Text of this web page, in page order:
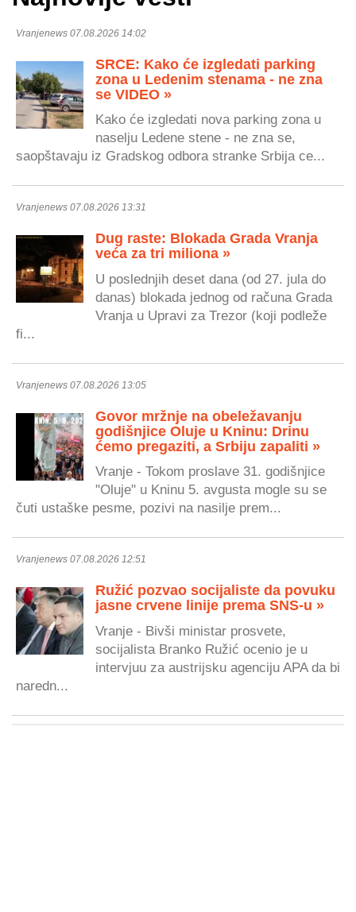
Vranjenews 07.08.2026 14:02
SRCE: Kako će izgledati parking
zona u Ledenim stenama - ne zna
se VIDEO »
Kako će izgledati nova parking zona u
naselju Ledene stene - ne zna se,
saopštavaju iz Gradskog odbora stranke Srbija ce...
Vranjenews 07.08.2026 13:31
Dug raste: Blokada Grada Vranja
veća za tri miliona »
U poslednjih deset dana (od 27. jula do
danas) blokada jednog od računa Grada
Vranja u Upravi za Trezor (koji podleže
fi...
Vranjenews 07.08.2026 13:05
Govor mržnje na obeležavanju
godišnjice Oluje u Kninu: Drinu
ćemo pregaziti, a Srbiju zapaliti »
Vranje - Tokom proslave 31. godišnjice
"Oluje" u Kninu 5. avgusta mogle su se
čuti ustaške pesme, pozivi na nasilje prem...
Vranjenews 07.08.2026 12:51
Ružić pozvao socijaliste da povuku
jasne crvene linije prema SNS-u »
Vranje - Bivši ministar prosvete,
socijalista Branko Ružić ocenio je u
intervjuu za austrijsku agenciju APA da bi
naredn...